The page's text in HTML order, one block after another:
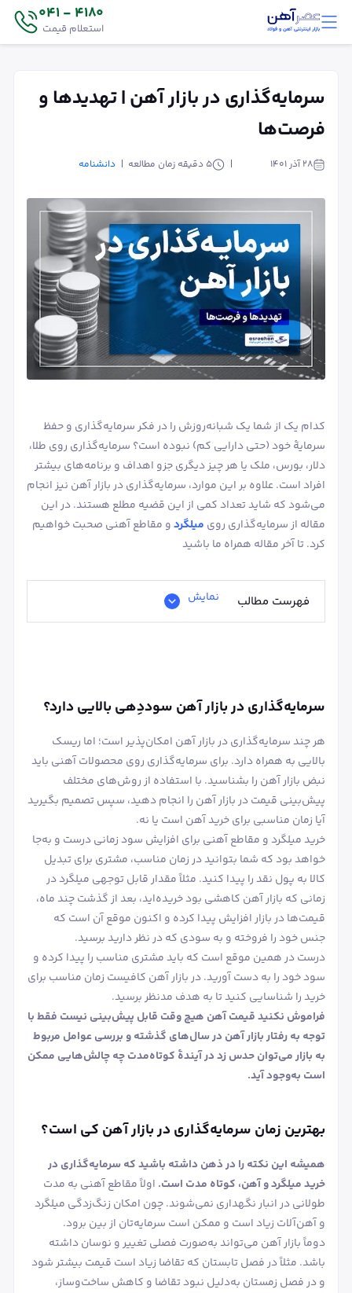
4180 - 041
استعلام قیمت
سرمایه‌گذاری در بازار آهن | تهدیدها و
فرصت‌ها
۲۸ آذر ۱۴۰۱ 5 دقیقه زمان مطالعه دانشنامه
کدام یک از شما یک شبانه‌روزش را در فکر سرمایه‌گذاری و حفظ
سرمایۀ خود (حتی دارایی کم) نبوده است؟ سرمایه‌گذاری روی طلا،
دلار، بورس، ملک یا هر چیز دیگری جزو اهداف و برنامه‌های بیشتر
افراد است. علاوه بر این موارد، سرمایه‌گذاری در بازار آهن نیز انجام
می‌شود که شاید تعداد کمی از این قضیه مطلع هستند. در این
مقاله از سرمایه‌گذاری روی میلگردو مقاطع آهنی صحبت خواهیم
کرد. تا آخر مقاله همراه ما باشید
فهرست مطالب نمایش
سرمایه‌گذاری در بازار آهن سوددِهی بالایی دارد؟
هر چند سرمایه‌گذاری در بازار آهن امکان‌پذیر است؛ اما ریسک
بالایی به همراه دارد. برای سرمایه‌گذاری روی محصولات آهنی باید
نبض بازار آهن را بشناسید. با استفاده از روش‌های مختلف
پیش‌بینی قیمت در بازار آهن را انجام دهید، سپس تصمیم بگیرید
آیا زمان مناسبی برای خرید آهن است یا نه.
خرید میلگرد و مقاطع آهنی برای افزایش سود زمانی درست و به‌جا
خواهد بود که شما بتوانید در زمان مناسب، مشتری برای تبدیل
کالا به پول نقد را پیدا کنید. مثلاً مقدار قابل توجهی میلگرد در
زمانی که بازار آهن کاهشی بود خریده‌اید، بعد از گذشت چند ماه،
قیمت‌ها در بازار افزایش پیدا کرده و اکنون موقع آن است که
جنس خود را فروخته و به سودی که در نظر دارید برسید.
درست در همین موقع است که باید مشتری مناسب را پیدا کرده و
سود خود را به دست آورید. در بازار آهن کافیست زمان مناسب برای
خرید را شناسایی کنید تا به هدف مدنظر برسید.
فراموش نکنید قیمت آهن هیچ وقت قابل پیش‌بینی نیست فقط با
توجه به رفتار بازار آهن در سال‌های گذشته و بررسی عوامل مربوط
به بازار می‌توان حدس زد در آیندۀ کوتاه‌مدت چه چالش‌هایی ممکن
است به‌وجود آید.
بهترین زمان سرمایه‌گذاری در بازار آهن کی است؟
همیشه این نکته را در ذهن داشته باشید که سرمایه‌گذاری در
خرید میلگرد و آهن، کوتاه مدت است. اولاً مقاطع آهنی به مدت
طولانی در انبار نگهداری نمی‌شوند. چون امکان زنگ‌زدگی میلگرد
و آهن‌آلات زیاد است و ممکن است سرمایه‌تان از بین برود.
دوماً بازار آهن می‌تواند به‌صورت فصلی تغییر و نوسان داشته
باشد. مثلاً در فصل تابستان که تقاضا زیاد است قیمت بیشتر شود
و در فصل زمستان به‌دلیل نبود تقاضا و کاهش ساخت‌وساز،